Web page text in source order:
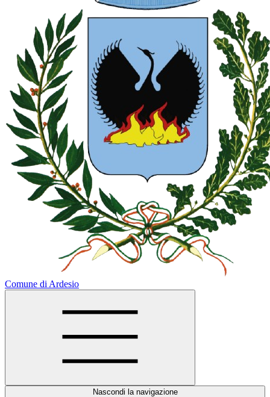
Comune di Ardesio
Nascondi la navigazione